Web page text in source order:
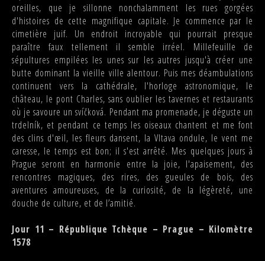
oreilles, que je sillonne nonchalamment les rues gorgées
d'histoires de cette magnifique capitale. Je commence par le
cimetière juif. Un endroit incroyable qui pourrait presque
paraître faux tellement il semble irréel. Millefeuille de
sépultures empilées les unes sur les autres jusqu'à créer une
butte dominant la vieille ville alentour. Puis mes déambulations
continuent vers la cathédrale, l'horloge astronomique, le
château, le pont Charles, sans oublier les tavernes et restaurants
où je savoure un svíčková. Pendant ma promenade, je déguste un
trdelník, et pendant ce temps les oiseaux chantent et me font
des clins d'œil, les fleurs dansent, la Vltava ondule, le vent me
caresse, le temps est bon; il s'est arrêté. Mes quelques jours à
Prague seront en harmonie entre la joie, l'apaisement, des
rencontres magiques, des rires, des gueules de bois, des
aventures amoureuses, de la curiosité, de la légèreté, une
douche de culture, et de l’amitié.
Jour 11 – République Tchèque – Prague – Kilomètre
1578